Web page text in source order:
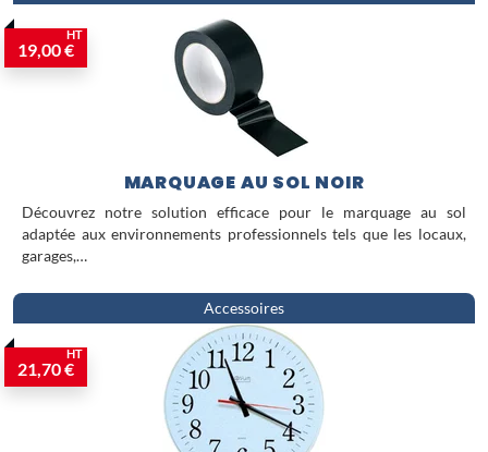
19,00 €
HT
MARQUAGE AU SOL NOIR
Découvrez notre solution efficace pour le marquage au sol
adaptée aux environnements professionnels tels que les locaux,
garages,…
Accessoires
21,70 €
HT